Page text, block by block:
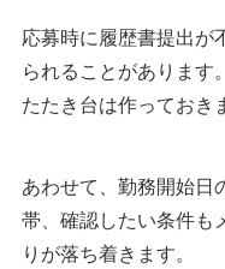
応募時に履歴書提出が
られることがあります
たたき台は作っておき
あわせて、勤務開始日
帯、確認したい条件も
りが落ち着きます。